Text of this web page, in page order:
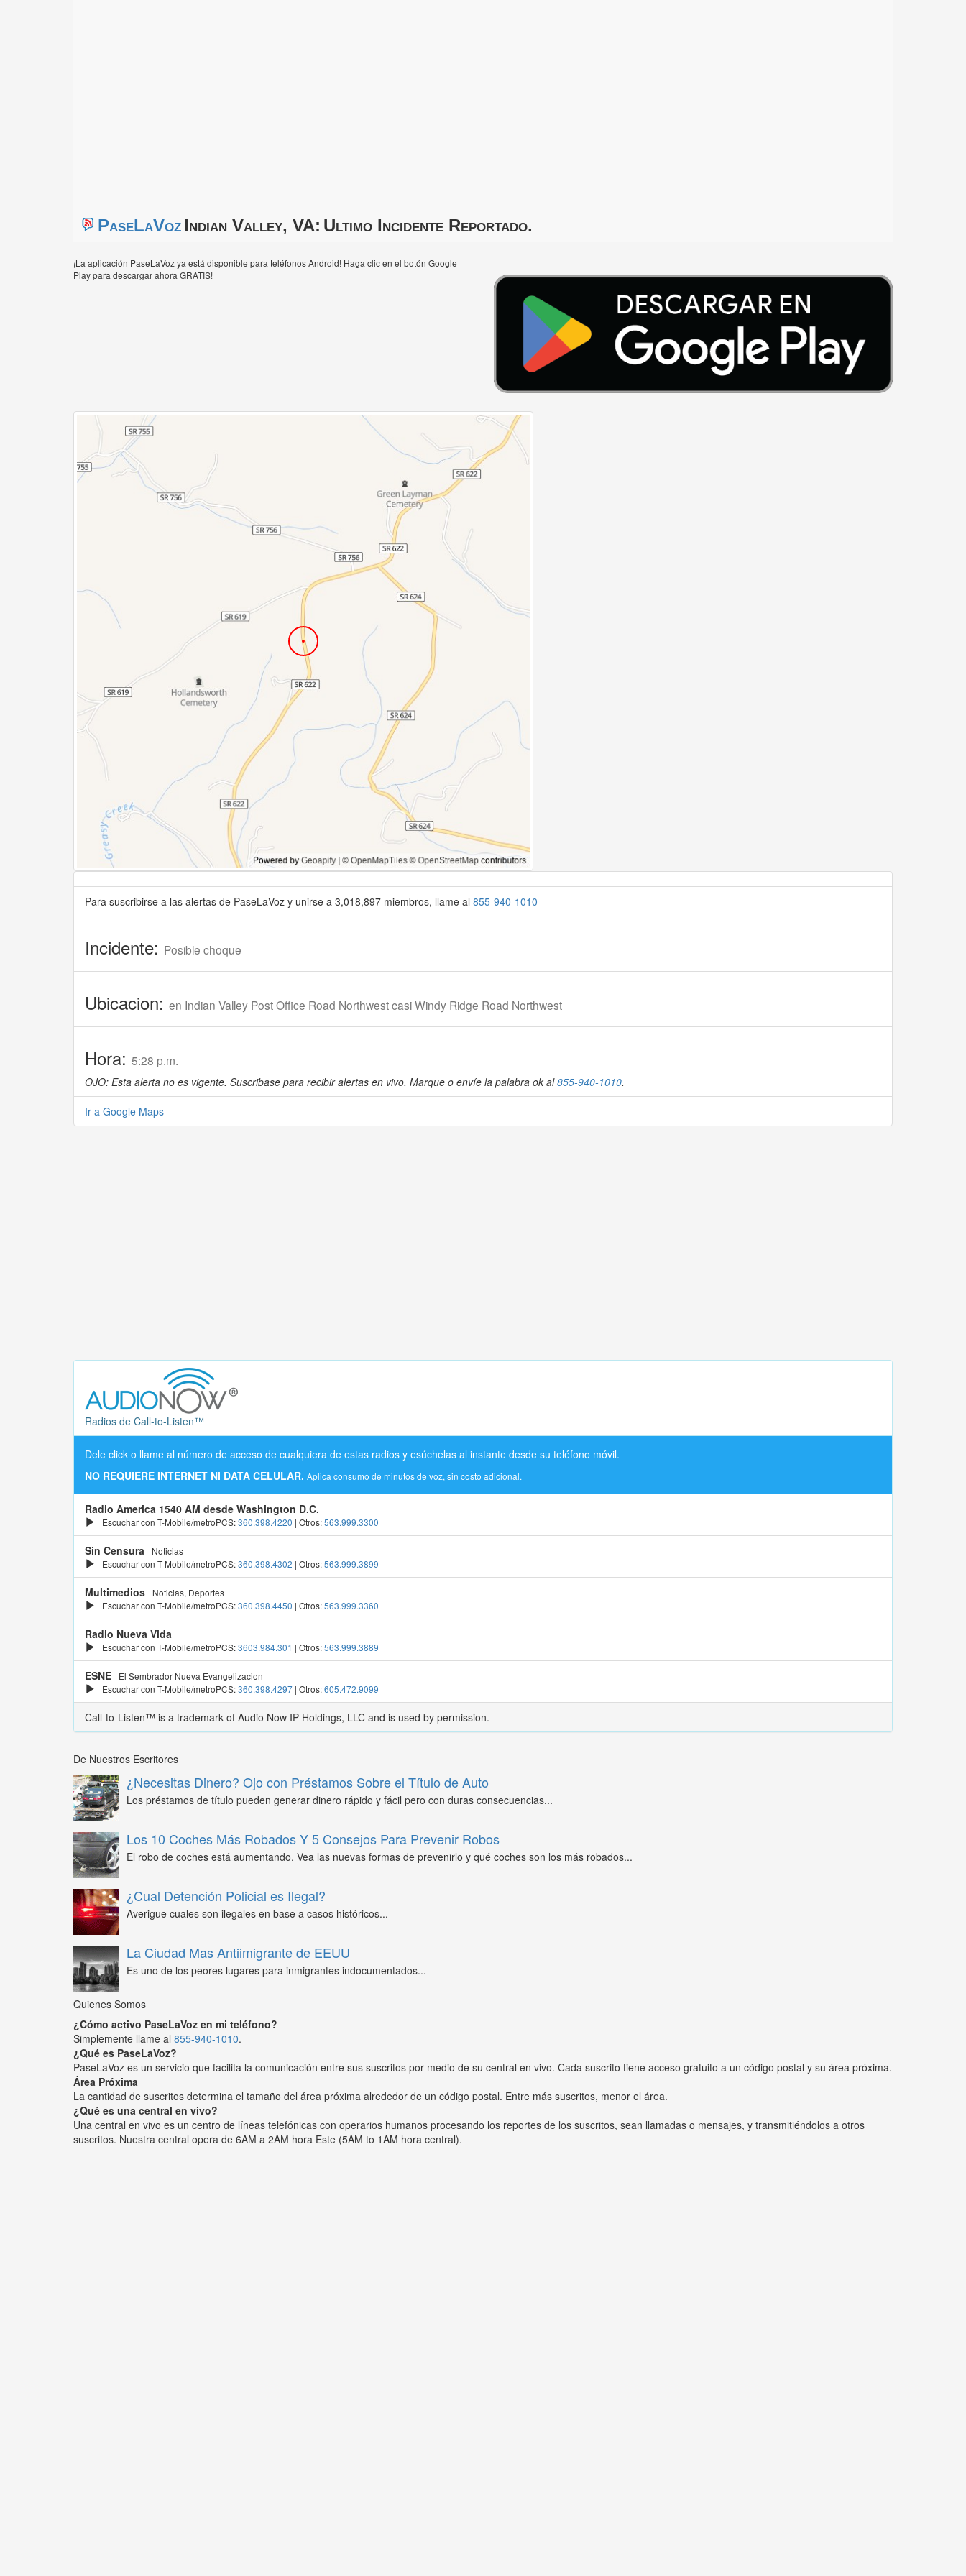
PaseLaVozIndian Valley, VA: Ultimo Incidente Reportado.
¡La aplicación PaseLaVoz ya está disponible para teléfonos Android! Haga clic en el botón Google
Play para descargar ahora GRATIS!
Para suscribirse a las alertas de PaseLaVoz y unirse a 3,018,897 miembros, llame al 855-940-1010
Incidente: Posible choque
Ubicacion: en Indian Valley Post Office Road Northwest casi Windy Ridge Road Northwest
Hora: 5:28 p.m.
OJO: Esta alerta no es vigente. Suscribase para recibir alertas en vivo. Marque o envíe la palabra ok al855-940-1010.
Ir a Google Maps
Radios de Call-to-Listen™
Dele click o llame al número de acceso de cualquiera de estas radios y esúchelas al instante desde su teléfono móvil.
NO REQUIERE INTERNET NI DATA CELULAR. Aplica consumo de minutos de voz, sin costo adicional.
Radio America 1540 AM desde Washington D.C.
Escuchar con T-Mobile/metroPCS:360.398.4220 | Otros:563.999.3300
Sin Censura
Noticias
Escuchar con T-Mobile/metroPCS:360.398.4302 | Otros:563.999.3899
Multimedios
Noticias, Deportes
Escuchar con T-Mobile/metroPCS:360.398.4450 | Otros:563.999.3360
Radio Nueva Vida
Escuchar con T-Mobile/metroPCS:3603.984.301 | Otros:563.999.3889
ESNE
El Sembrador Nueva Evangelizacion
Escuchar con T-Mobile/metroPCS:360.398.4297 | Otros:605.472.9099
Call-to-Listen™ is a trademark of Audio Now IP Holdings, LLC and is used by permission.
De Nuestros Escritores
¿Necesitas Dinero? Ojo con Préstamos Sobre el Título de Auto
Los préstamos de título pueden generar dinero rápido y fácil pero con duras consecuencias...
Los 10 Coches Más Robados Y 5 Consejos Para Prevenir Robos
El robo de coches está aumentando. Vea las nuevas formas de prevenirlo y qué coches son los más robados...
¿Cual Detención Policial es Ilegal?
Averigue cuales son ilegales en base a casos históricos...
La Ciudad Mas Antiimigrante de EEUU
Es uno de los peores lugares para inmigrantes indocumentados...
Quienes Somos
¿Cómo activo PaseLaVoz en mi teléfono?
Simplemente llame al 855-940-1010.
¿Qué es PaseLaVoz?
PaseLaVoz es un servicio que facilita la comunicación entre sus suscritos por medio de su central en vivo. Cada suscrito tiene acceso gratuito a un código postal y su área próxima.
Área Próxima
La cantidad de suscritos determina el tamaño del área próxima alrededor de un código postal. Entre más suscritos, menor el área.
¿Qué es una central en vivo?
Una central en vivo es un centro de líneas telefónicas con operarios humanos procesando los reportes de los suscritos, sean llamadas o mensajes, y transmitiéndolos a otros
suscritos. Nuestra central opera de 6AM a 2AM hora Este (5AM to 1AM hora central).